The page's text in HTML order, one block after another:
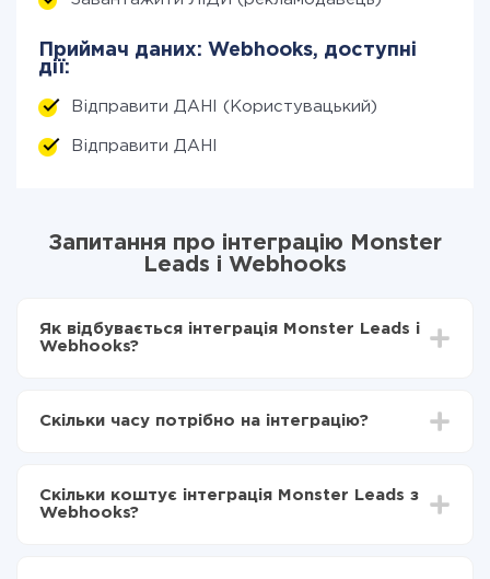
Приймач даних: Webhooks, доступні
дії:
Відправити ДАНІ (Користувацький)
Відправити ДАНІ
Запитання про інтеграцію Monster
Leads і Webhooks
Як відбувається інтеграція Monster Leads і
Webhooks?
Вибираєте які дані передавати з Monster Leads в
Тепер дані будуть автоматично передаватися з
Monster Leads в Webhooks
Скільки часу потрібно на інтеграцію?
становити від 5-ти до 30-хвилин. У середньому
налаштування займає 10-15 хвилин.
Скільки коштує інтеграція Monster Leads з
Webhooks?